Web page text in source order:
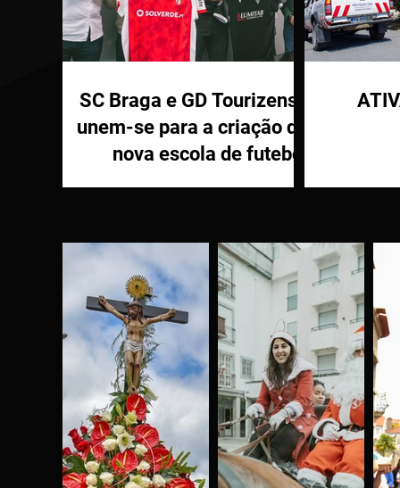
SC Braga e GD Tourizense
unem-se para a criação de
nova escola de futebol